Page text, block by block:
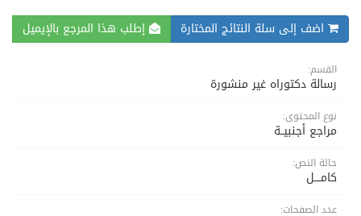
اضف إلى سلة النتائج المختارة إطلب هذا المرجع بالإيميل
القسم:
رسالة دكتوراه غير منشورة
نوع المحتوى:
مراجع أجنبيــة
حالة النص:
كامــــل
عدد الصفحات: